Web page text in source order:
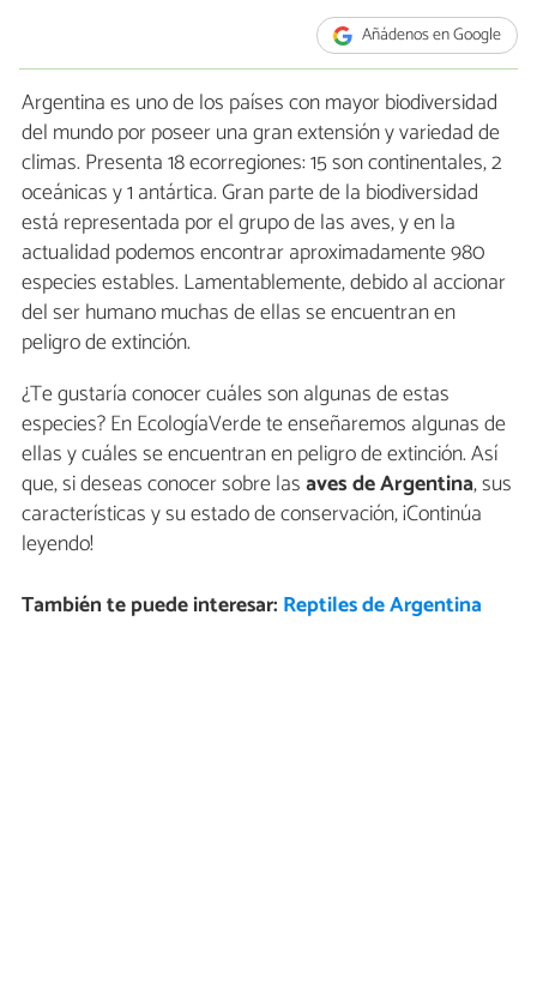
Añádenos en Google
Argentina es uno de los países con mayor biodiversidad
del mundo por poseer una gran extensión y variedad de
climas. Presenta 18 ecorregiones: 15 son continentales, 2
oceánicas y 1 antártica. Gran parte de la biodiversidad
está representada por el grupo de las aves, y en la
actualidad podemos encontrar aproximadamente 980
especies estables. Lamentablemente, debido al accionar
del ser humano muchas de ellas se encuentran en
peligro de extinción.
¿Te gustaría conocer cuáles son algunas de estas
especies? En EcologíaVerde te enseñaremos algunas de
ellas y cuáles se encuentran en peligro de extinción. Así
que, si deseas conocer sobre lasaves de Argentina, sus
características y su estado de conservación, ¡Continúa
leyendo!
También te puede interesar: Reptiles de Argentina